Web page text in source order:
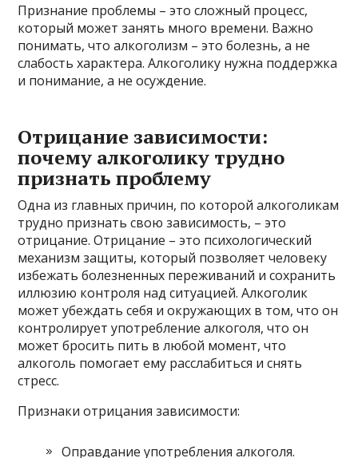
Признание проблемы – это сложный процесс,
который может занять много времени. Важно
понимать, что алкоголизм – это болезнь, а не
слабость характера. Алкоголику нужна поддержка
и понимание, а не осуждение.
Отрицание зависимости:
почему алкоголику трудно
признать проблему
Одна из главных причин, по которой алкоголикам
трудно признать свою зависимость, – это
отрицание. Отрицание – это психологический
механизм защиты, который позволяет человеку
избежать болезненных переживаний и сохранить
иллюзию контроля над ситуацией. Алкоголик
может убеждать себя и окружающих в том, что он
контролирует употребление алкоголя, что он
может бросить пить в любой момент, что
алкоголь помогает ему расслабиться и снять
стресс.
Признаки отрицания зависимости:
Оправдание употребления алкоголя.